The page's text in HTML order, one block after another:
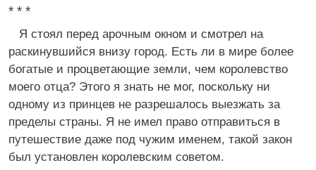
* * *
Я стоял перед арочным окном и смотрел на
раскинувшийся внизу город. Есть ли в мире более
богатые и процветающие земли, чем королевство
моего отца? Этого я знать не мог, поскольку ни
одному из принцев не разрешалось выезжать за
пределы страны. Я не имел право отправиться в
путешествие даже под чужим именем, такой закон
был установлен королевским советом.